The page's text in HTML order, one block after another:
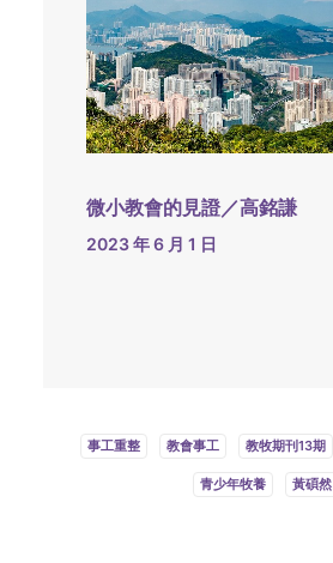
微小教會的見證／高銘謙
2023 年 6 月 1 日
事工重整 教會事工 教牧期刊13期
青少年牧養 黃碩然